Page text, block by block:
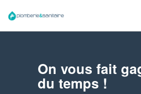
On vous fait
du temps !